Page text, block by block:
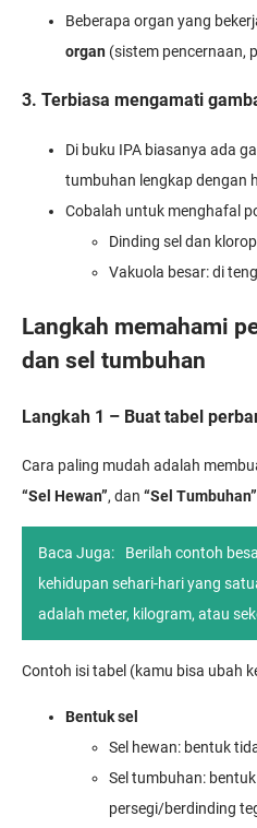
Beberapa organ yang
organ (sistem pencernaan,
3. Terbiasa mengamati
Di buku IPA biasanya ada
tumbuhan lengkap dengan
Cobalah untuk menghafal
Dinding sel dan
Vakuola besar: di
Langkah memahami
dan sel tumbuhan
Langkah 1 – Buat tabel
Cara paling mudah adalah
“Sel Hewan”, dan “Sel Tumbuhan”
Baca Juga:
Berilah contoh
kehidupan sehari-hari yang
adalah meter, kilogram, atau
Contoh isi tabel (kamu bisa ubah
Bentuk sel
Sel hewan: bentuk
Sel tumbuhan:
persegi/berdinding